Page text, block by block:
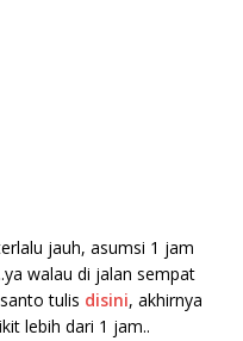
jauh, asumsi 1 jam
walau di jalan sempat
tulis disini, akhirnya
lebih dari 1 jam..